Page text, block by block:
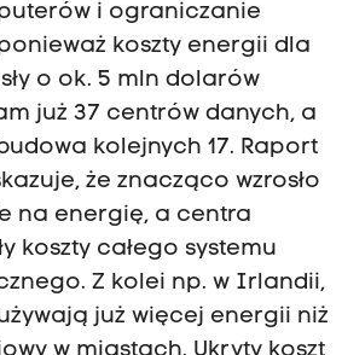
i ograniczanie
koszty energii dla
o ok. 5 mln dolarów
już 37 centrów danych, a
kolejnych 17. Raport
że znacząco wzrosło
na energię, a centra
koszty całego systemu
Z kolei np. w Irlandii,
już więcej energii niż